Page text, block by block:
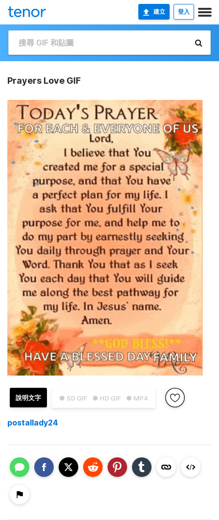
建立 登入
Prayers Love GIF
● SD GIF ● HD GIF ● MP4
說明文字
postallady24